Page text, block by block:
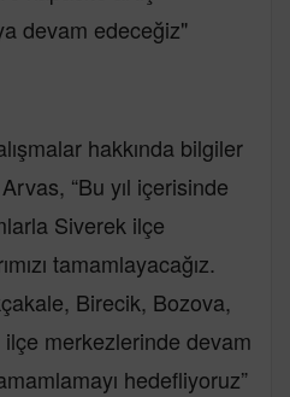
devam edeceğiz"
hakkında bilgiler
“Bu yıl içerisinde
Siverek ilçe
tamamlayacağız.
Birecik, Bozova,
merkezlerinde devam
hedefliyoruz”